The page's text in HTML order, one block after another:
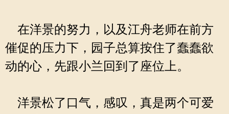
在洋景的努力，以及江舟老师在前方
催促的压力下，园子总算按住了蠢蠢欲
动的心，先跟小兰回到了座位上。
洋景松了口气，感叹，真是两个可爱